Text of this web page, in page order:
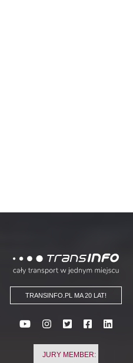
Logo
TRANSINFO.PL MA 20 LAT!
JURY MEMBER: